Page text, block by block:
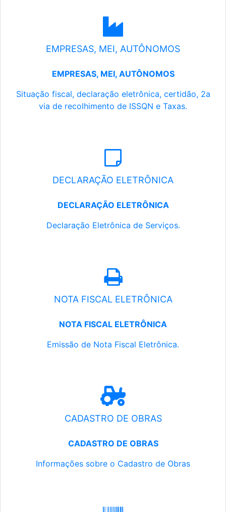
EMPRESAS, MEI, AUTÔNOMOS
EMPRESAS, MEI, AUTÔNOMOS
Situação fiscal, declaração eletrônica, certidão, 2a
via de recolhimento de ISSQN e Taxas.
DECLARAÇÃO ELETRÔNICA
DECLARAÇÃO ELETRÔNICA
Declaração Eletrônica de Serviços.
NOTA FISCAL ELETRÔNICA
NOTA FISCAL ELETRÔNICA
Emissão de Nota Fiscal Eletrônica.
CADASTRO DE OBRAS
CADASTRO DE OBRAS
Informações sobre o Cadastro de Obras